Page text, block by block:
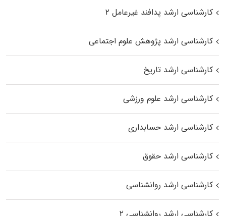
کارشناسی ارشد پدافند غیرعامل ۲
کارشناسی ارشد پژوهش علوم اجتماعی
کارشناسی ارشد تاریخ
کارشناسی ارشد علوم ورزشی
کارشناسی ارشد حسابداری
کارشناسی ارشد حقوق
کارشناسی ارشد روانشناسی